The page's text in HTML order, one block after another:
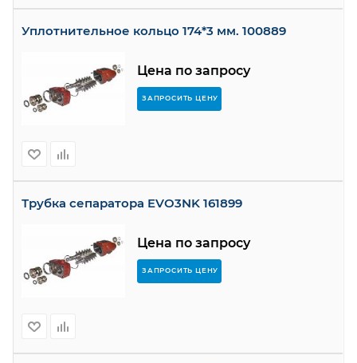
Уплотнительное кольцо 174*3 мм. 100889
Цена по запросу
ЗАПРОСИТЬ ЦЕНУ
Трубка сепаратора EVO3NK 161899
Цена по запросу
ЗАПРОСИТЬ ЦЕНУ